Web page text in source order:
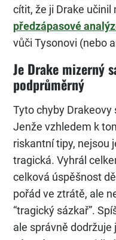
cítit, že ji Drake učinil
předzápasové
vůči Tysonovi (nebo
Je Drake mizerný
podprůměrný
Tyto chyby
Jenže vzhledem k
riskantní tipy, nejsou
tragická. Vyhrál
celková úspěšnost
pořád ve ztrátě, ale
“tragický sázkař”.
ale správně dodržuje